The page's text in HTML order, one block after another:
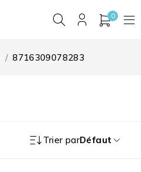
0
/ 8716309078283
Trier parDéfaut